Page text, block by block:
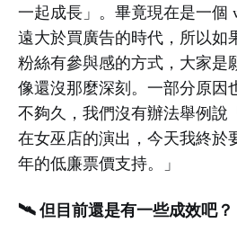
一起成長」。畢竟現在是一個
遠大於買廣告的時代，所以如
粉絲有參與感的方式，大家是
像還沒那麼深刻。一部分原因
不夠久，我們沒有辦法舉例說
在女巫店的演出，今天我終於
年的低廉票價支持。」
🛰️ 但目前還是有一些成效吧？